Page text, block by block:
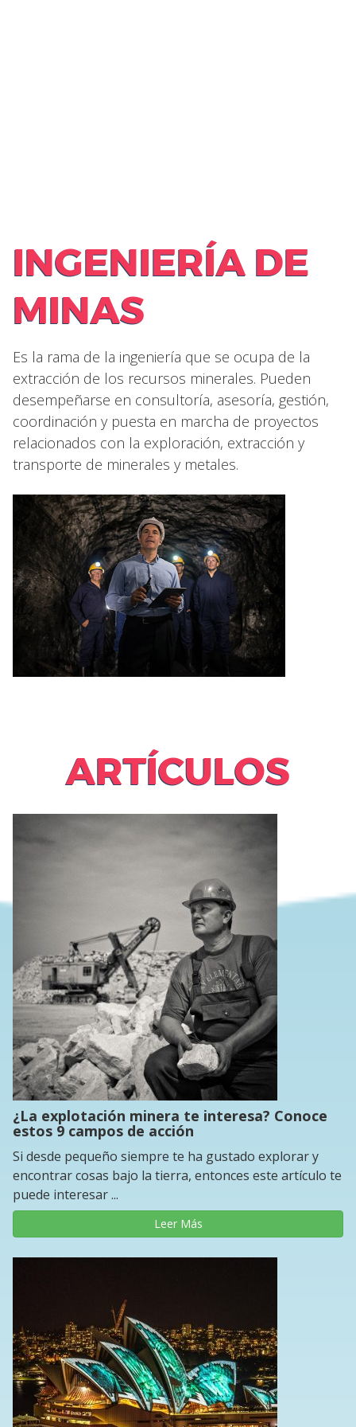
INGENIERÍA DE
MINAS
Es la rama de la ingeniería que se ocupa de la
extracción de los recursos minerales. Pueden
desempeñarse en consultoría, asesoría, gestión,
coordinación y puesta en marcha de proyectos
relacionados con la exploración, extracción y
transporte de minerales y metales.
ARTÍCULOS
¿La explotación minera te interesa? Conoce
estos 9 campos de acción
Si desde pequeño siempre te ha gustado explorar y
encontrar cosas bajo la tierra, entonces este artículo te
puede interesar ...
Leer Más